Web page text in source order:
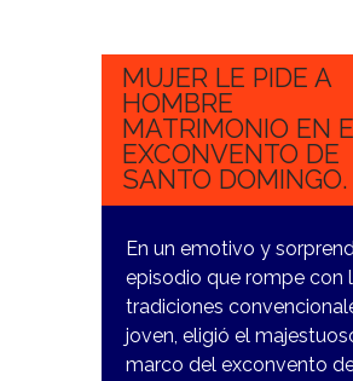
MUJER LE PIDE A
HOMBRE
MATRIMONIO EN
EXCONVENTO DE
SANTO DOMINGO.
En un emotivo y
episodio que rompe con
tradiciones
joven, eligió el
marco del exconvento